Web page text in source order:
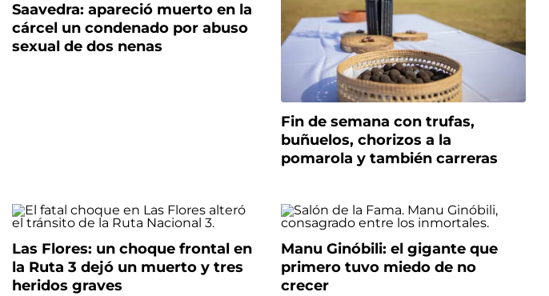
Saavedra: apareció muerto en la
cárcel un condenado por abuso
sexual de dos nenas
Fin de semana con trufas,
buñuelos, chorizos a la
pomarola y también carreras
Las Flores: un choque frontal en
la Ruta 3 dejó un muerto y tres
heridos graves
Manu Ginóbili: el gigante que
primero tuvo miedo de no
crecer